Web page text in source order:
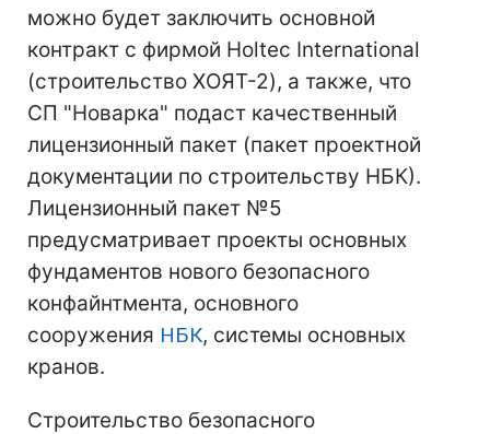
можно будет заключить основной
контракт с фирмой Holtec International
(строительство ХОЯТ-2), а также, что
СП "Новарка" подаст качественный
лицензионный пакет (пакет проектной
документации по строительству НБК).
Лицензионный пакет №5
предусматривает проекты основных
фундаментов нового безопасного
конфайнтмента, основного
сооружения НБК, системы основных
кранов.
Строительство безопасного